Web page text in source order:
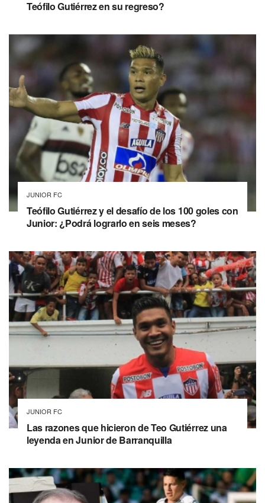
Teófilo Gutiérrez en su regreso?
JUNIOR FC
Teófilo Gutiérrez y el desafío de los 100 goles con
Junior: ¿Podrá lograrlo en seis meses?
JUNIOR FC
Las razones que hicieron de Teo Gutiérrez una
leyenda en Junior de Barranquilla